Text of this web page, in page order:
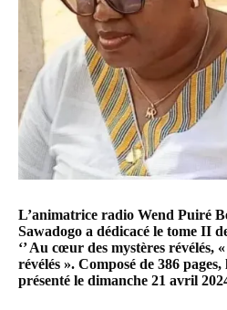
L’animatrice radio Wend Puiré
Sawadogo a dédicacé le tome II
‘’Au cœur des mystères révélés, «
révélés ». Composé de 386
présenté le dimanche 21 avril